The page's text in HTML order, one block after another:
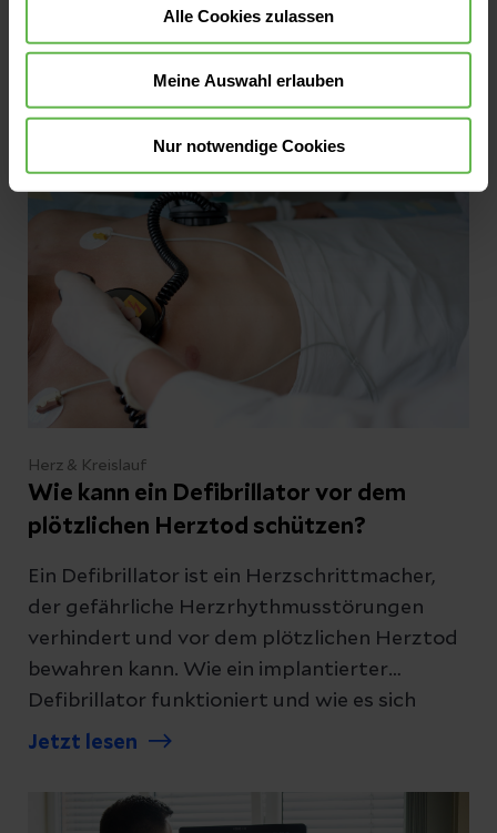
Alle Cookies zulassen
Meine Auswahl erlauben
Nur notwendige Cookies
Diagnose oft. Umso wichtiger ist eine
sorgfältige Abklärung: Wird eine Vaskulitis
früh erkannt, lässt sie sich in vielen Fällen gut
behandeln.
Jetzt lesen
Herz & Kreislauf
Wie kann ein Defibrillator vor dem
plötzlichen Herztod schützen?
Ein Defibrillator ist ein Herzschrittmacher,
der gefährliche Herzrhythmusstörungen
verhindert und vor dem plötzlichen Herztod
bewahren kann. Wie ein implantierter
Defibrillator funktioniert und wie es sich
damit lebt, erklären wir Ihnen.
Jetzt lesen